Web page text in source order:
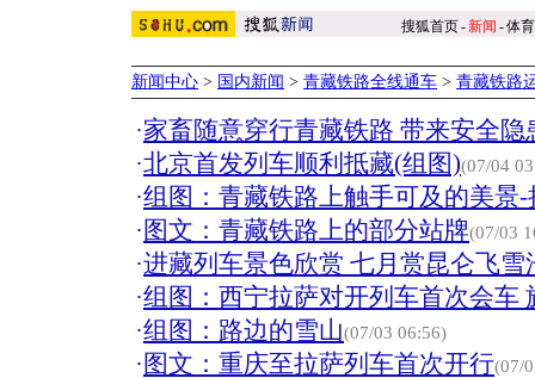
搜狐首页-新闻 -体育
新闻中心 > 国内新闻 > 青藏铁路全线通车 > 青藏铁路
·家畜随意穿行青藏铁路 带来安全隐
·北京首发列车顺利抵藏(组图)(07/04
·组图：青藏铁路上触手可及的美景-
· 图文：青藏铁路上的部分站牌(07/03
·进藏列车景色欣赏 七月赏昆仑飞雪
·组图：西宁拉萨对开列车首次会车
·组图：路边的雪山(07/03 06:56)
· 图文：重庆至拉萨列车首次开行(07/